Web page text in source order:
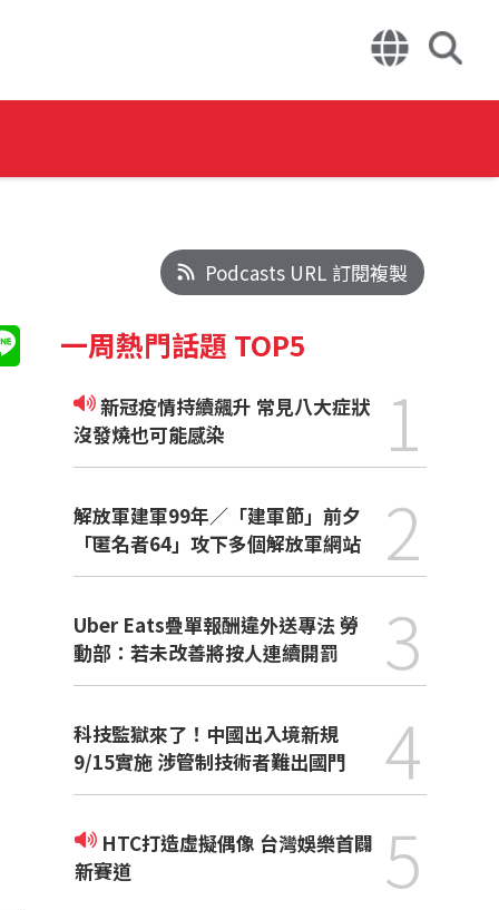
Podcasts URL 訂閱複製
一周熱門話題 TOP5
新冠疫情持續飆升 常見八大症狀
沒發燒也可能感染
1
解放軍建軍99年／「建軍節」前夕
「匿名者64」攻下多個解放軍網站
2
Uber Eats疊單報酬違外送專法 勞
動部：若未改善將按人連續開罰
3
科技監獄來了！中國出入境新規
9/15實施 涉管制技術者難出國門
4
新賽道
5